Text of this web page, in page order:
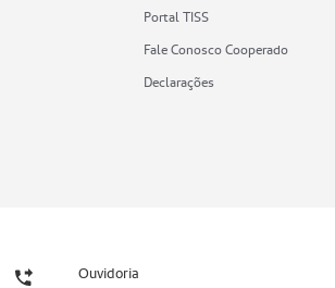
Portal TISS
Fale Conosco Cooperado
Declarações
Ouvidoria